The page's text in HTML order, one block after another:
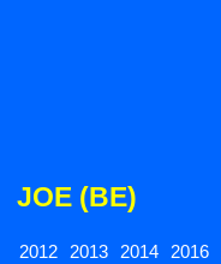
JOE (BE)
2012 2013 2014 2016